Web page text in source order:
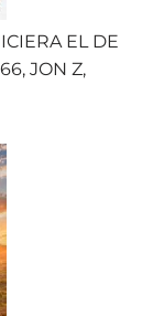
EL DE
JON Z,